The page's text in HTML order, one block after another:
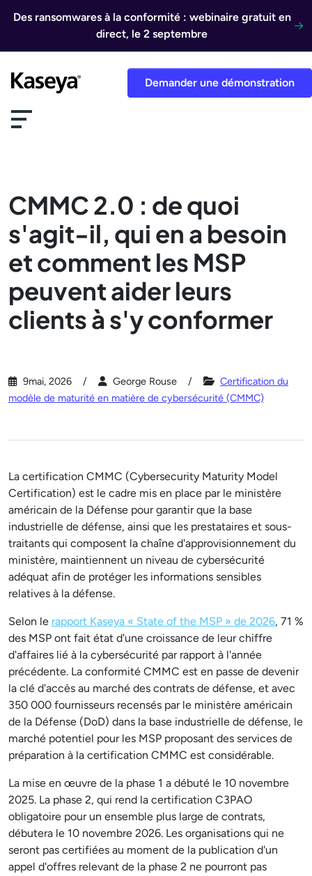
Des ransomwares à la conformité : webinaire gratuit en
direct, le 2 septembre
Demander une démonstration
CMMC 2.0 : de quoi
s'agit-il, qui en a besoin
et comment les MSP
peuvent aider leurs
clients à s'y conformer
9mai, 2026 George Rouse
Certification du
modèle de maturité en matière de cybersécurité (CMMC)
La certification CMMC (Cybersecurity Maturity Model
Certification) est le cadre mis en place par le ministère
américain de la Défense pour garantir que la base
industrielle de défense, ainsi que les prestataires et sous-
traitants qui composent la chaîne d'approvisionnement du
ministère, maintiennent un niveau de cybersécurité
adéquat afin de protéger les informations sensibles
relatives à la défense.
Selon le rapport Kaseya « State of the MSP » de 2026, 71 %
des MSP ont fait état d'une croissance de leur chiffre
d'affaires lié à la cybersécurité par rapport à l'année
précédente. La conformité CMMC est en passe de devenir
la clé d'accès au marché des contrats de défense, et avec
350 000 fournisseurs recensés par le ministère américain
de la Défense (DoD) dans la base industrielle de défense, le
marché potentiel pour les MSP proposant des services de
préparation à la certification CMMC est considérable.
La mise en œuvre de la phase 1 a débuté le 10 novembre
2025. La phase 2, qui rend la certification C3PAO
obligatoire pour un ensemble plus large de contrats,
débutera le 10 novembre 2026. Les organisations qui ne
seront pas certifiées au moment de la publication d'un
appel d'offres relevant de la phase 2 ne pourront pas